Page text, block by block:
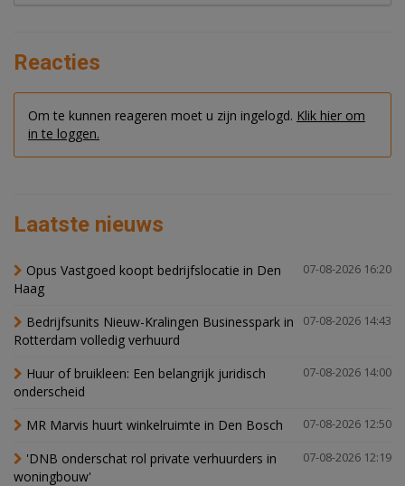
Reacties
Om te kunnen reageren moet u zijn ingelogd. Klik hier om
in te loggen.
Laatste nieuws
07-08-2026 16:20
Opus Vastgoed koopt bedrijfslocatie in Den
Haag
07-08-2026 14:43
Bedrijfsunits Nieuw-Kralingen Businesspark in
Rotterdam volledig verhuurd
07-08-2026 14:00
Huur of bruikleen: Een belangrijk juridisch
onderscheid
07-08-2026 12:50
MR Marvis huurt winkelruimte in Den Bosch
07-08-2026 12:19
'DNB onderschat rol private verhuurders in
woningbouw'